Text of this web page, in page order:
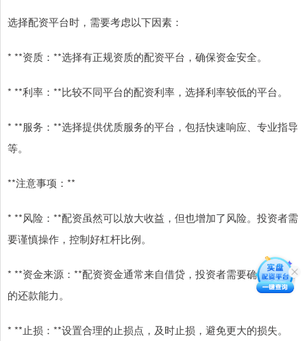
选择配资平台时，需要考虑以下因素：
* **资质：**选择有正规资质的配资平台，确保资金安全。
* **利率：**比较不同平台的配资利率，选择利率较低的平台。
* **服务：**选择提供优质服务的平台，包括快速响应、专业指导
等。
**注意事项：**
* **风险：**配资虽然可以放大收益，但也增加了风险。投资者需
要谨慎操作，控制好杠杆比例。
* **资金来源：**配资资金通常来自借贷，投资者需要确保有足够
的还款能力。
* **止损：**设置合理的止损点，及时止损，避免更大的损失。